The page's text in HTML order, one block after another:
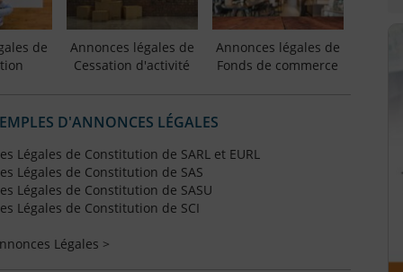
de
Annonces légales de
Cessation d'activité
Annonces légales de
Fonds de commerce
D'ANNONCES LÉGALES
Légales de Constitution de SARL et EURL
Légales de Constitution de SAS
Légales de Constitution de SASU
Légales de Constitution de SCI
Légales >